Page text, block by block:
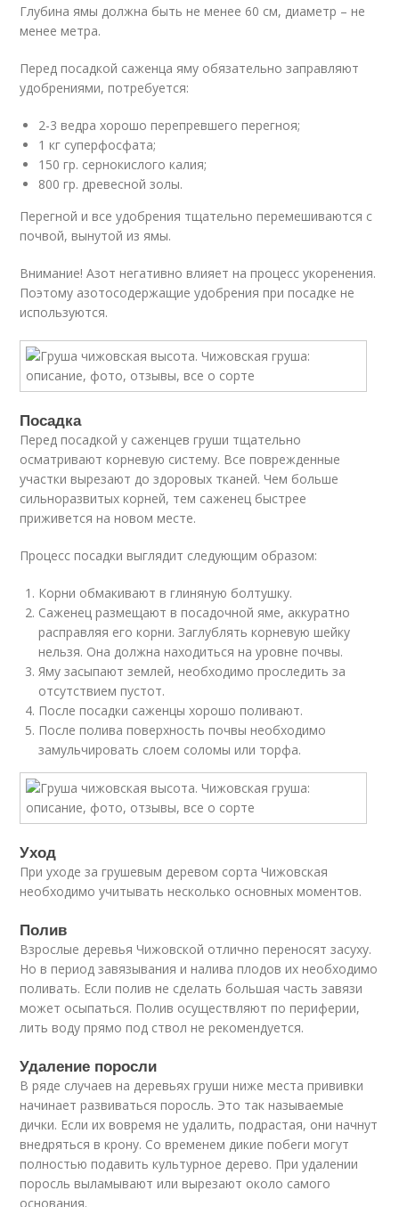
Глубина ямы должна быть не менее 60 см, диаметр – не
менее метра.
Перед посадкой саженца яму обязательно заправляют
удобрениями, потребуется:
2-3 ведра хорошо перепревшего перегноя;
1 кг суперфосфата;
150 гр. сернокислого калия;
800 гр. древесной золы.
Перегной и все удобрения тщательно перемешиваются с
почвой, вынутой из ямы.
Внимание! Азот негативно влияет на процесс укоренения.
Поэтому азотосодержащие удобрения при посадке не
используются.
Посадка
Перед посадкой у саженцев груши тщательно
осматривают корневую систему. Все поврежденные
участки вырезают до здоровых тканей. Чем больше
сильноразвитых корней, тем саженец быстрее
приживется на новом месте.
Процесс посадки выглядит следующим образом:
Корни обмакивают в глиняную болтушку.
Саженец размещают в посадочной яме, аккуратно
расправляя его корни. Заглублять корневую шейку
нельзя. Она должна находиться на уровне почвы.
Яму засыпают землей, необходимо проследить за
отсутствием пустот.
После посадки саженцы хорошо поливают.
После полива поверхность почвы необходимо
замульчировать слоем соломы или торфа.
Уход
При уходе за грушевым деревом сорта Чижовская
необходимо учитывать несколько основных моментов.
Полив
Взрослые деревья Чижовской отлично переносят засуху.
Но в период завязывания и налива плодов их необходимо
поливать. Если полив не сделать большая часть завязи
может осыпаться. Полив осуществляют по периферии,
лить воду прямо под ствол не рекомендуется.
Удаление поросли
В ряде случаев на деревьях груши ниже места прививки
начинает развиваться поросль. Это так называемые
дички. Если их вовремя не удалить, подрастая, они начнут
внедряться в крону. Со временем дикие побеги могут
полностью подавить культурное дерево. При удалении
поросль выламывают или вырезают около самого
основания.